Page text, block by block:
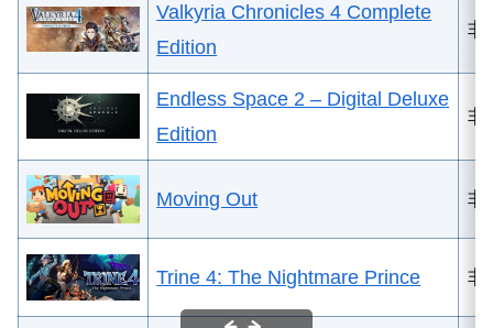
Valkyria Chronicles 4 Complete
Edition
非
Endless Space 2 – Digital Deluxe
Edition
非
Moving Out 非
Trine 4: The Nightmare Prince 非